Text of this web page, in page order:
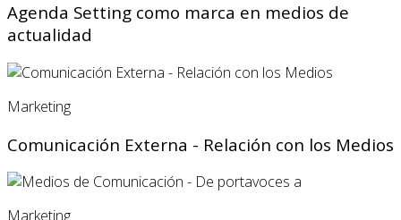
Agenda Setting como marca en medios de
actualidad
Marketing
Comunicación Externa - Relación con los Medios
Marketing